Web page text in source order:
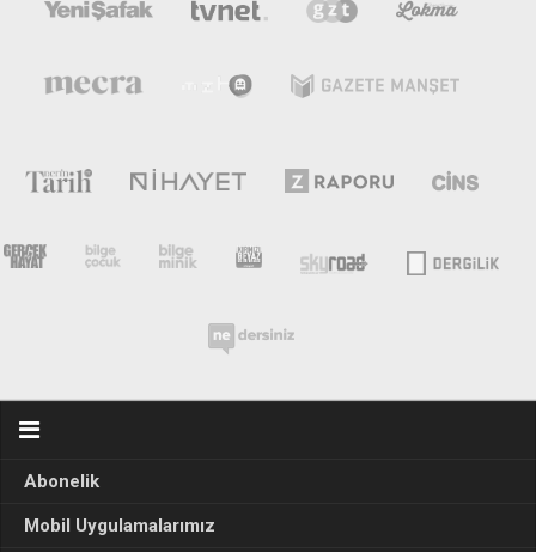
Abonelik
Mobil Uygulamalarımız